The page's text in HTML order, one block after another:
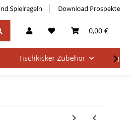
Spielregeln Download Prospekte
0,00 €
Tischkicker Zubehör